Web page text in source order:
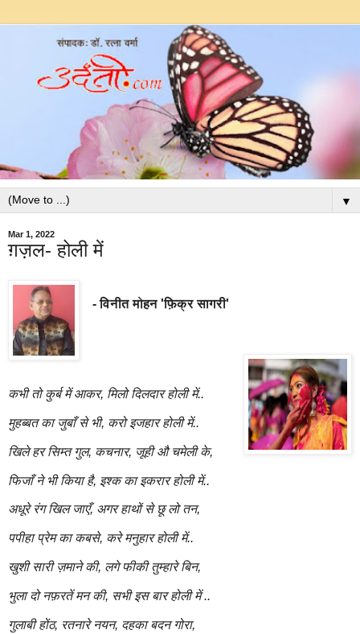
▼
Mar 1, 2022
ग़ज़ल- होली में
- विनीत मोहन 'फ़िक्र सागरी'
कभी तो कुर्ब में आकर, मिलो दिलदार होली में..
मुहब्बत का जुबाँ से भी, करो इजहार होली में..
खिले हर सिम्त गुल, कचनार, जूही औ चमेली के,
फिजाँ ने भी किया है, इश्क का इकरार होली में..
अधूरे रंग खिल जाएँ, अगर हाथों से छू लो तन,
पपीहा प्रेम का कबसे, करे मनुहार होली में..
खुशी सारी ज़माने की, लगे फीकी तुम्हारे बिन,
भुला दो नफ़रतें मन की, सभी इस बार होली में ..
गुलाबी होंठ, रतनारे नयन, दहका बदन गोरा,